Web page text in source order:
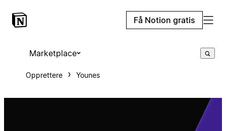
Få Notion gratis
Marketplace
Opprettere Younes